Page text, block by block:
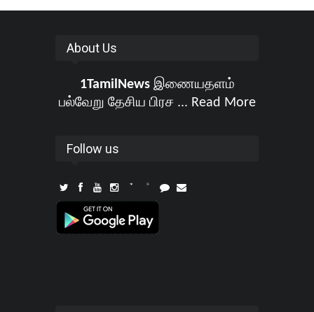
About Us
1TamilNewsஇணையதளம்
பல்வேறு தேசிய பிரச ... Read More
Follow us